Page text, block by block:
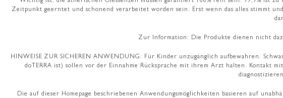
Zeitpunkt geerntet und schonend verarbeitet worden sein. Erst wenn das alles stimmt
Zur Information: Die Produkte dienen nicht
HINWEISE ZUR SICHEREN ANWENDUNG: Für Kinder unzugänglich aufbewahren.
doTERRA ist) sollen vor der Einnahme Rücksprache mit ihrem Arzt halten. Kontakt
Die auf dieser Homepage beschriebenen Anwendungsmöglichkeiten basieren auf